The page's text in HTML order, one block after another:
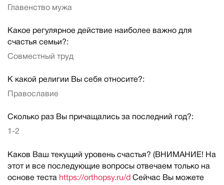
Главенство мужа
Какое регулярное действие наиболее важно для
счастья семьи?:
Совместный труд
К какой религии Вы себя относите?:
Православие
Сколько раз Вы причащались за последний год?:
1-2
Каков Ваш текущий уровень счастья? (ВНИМАНИЕ! На
этот и все последующие вопросы отвечаем только на
основе теста https://orthopsy.ru/d Сейчас Вы можете